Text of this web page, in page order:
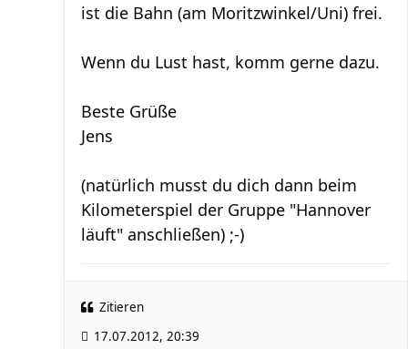
ist die Bahn (am Moritzwinkel/Uni) frei.
Wenn du Lust hast, komm gerne dazu.
Beste Grüße
Jens
(natürlich musst du dich dann beim
Kilometerspiel der Gruppe "Hannover
läuft" anschließen) ;-)
Zitieren
17.07.2012, 20:39